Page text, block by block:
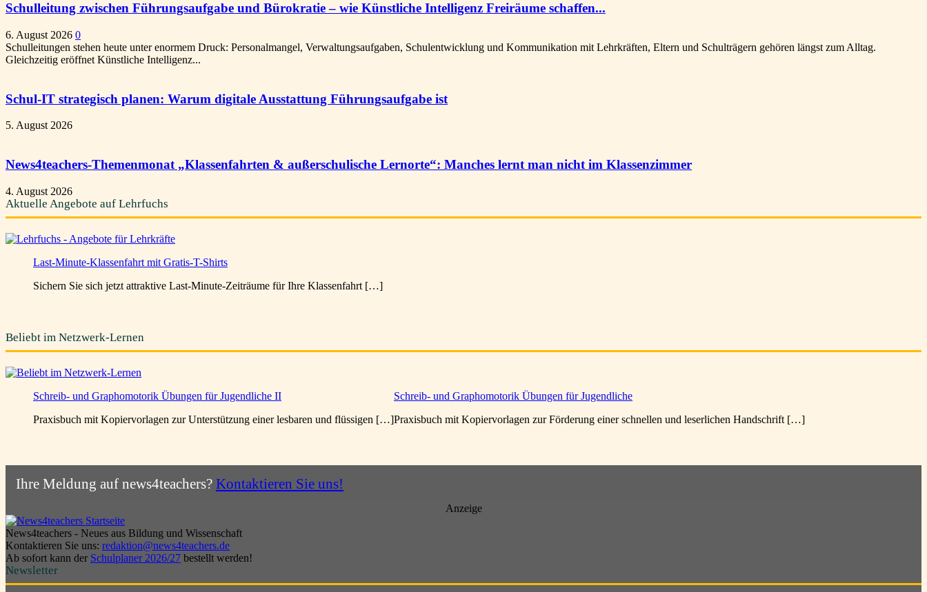
Schulleitung zwischen Führungsaufgabe und Bürokratie – wie Künstliche Intelligenz Freiräume schaffen...
6. August 2026 0
Schulleitungen stehen heute unter enormem Druck: Personalmangel, Verwaltungsaufgaben, Schulentwicklung und Kommunikation mit Lehrkräften, Eltern und Schulträgern gehören längst zum Alltag.
Gleichzeitig eröffnet Künstliche Intelligenz...
Schul-IT strategisch planen: Warum digitale Ausstattung Führungsaufgabe ist
5. August 2026
News4teachers-Themenmonat „Klassenfahrten & außerschulische Lernorte“: Manches lernt man nicht im Klassenzimmer
4. August 2026
Aktuelle Angebote auf Lehrfuchs
Last-Minute-Klassenfahrt mit Gratis-T-Shirts
Sichern Sie sich jetzt attraktive Last-Minute-Zeiträume für Ihre Klassenfahrt […]
Beliebt im Netzwerk-Lernen
Schreib- und Graphomotorik Übungen für Jugendliche II
Praxisbuch mit Kopiervorlagen zur Unterstützung einer lesbaren und flüssigen […]
Schreib- und Graphomotorik Übungen für Jugendliche
Praxisbuch mit Kopiervorlagen zur Förderung einer schnellen und leserlichen Handschrift […]
Ihre Meldung auf news4teachers? Kontaktieren Sie uns!
Anzeige
News4teachers - Neues aus Bildung und Wissenschaft
Kontaktieren Sie uns: redaktion@news4teachers.de
Ab sofort kann der Schulplaner 2026/27 bestellt werden!
Newsletter